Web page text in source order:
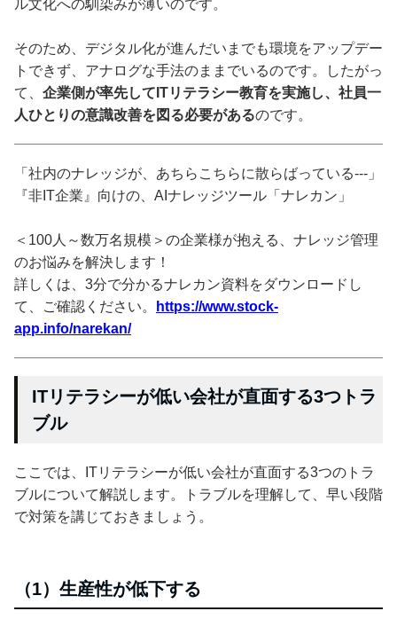
ル文化への馴染みが薄いのです。
そのため、デジタル化が進んだいまでも環境をアップデー
トできず、アナログな手法のままでいるのです。したがっ
て、 企業側が率先してITリテラシー教育を実施し、社員一
人ひとりの意識改善を図る必要があるのです。
「社内のナレッジが、あちらこちらに散らばっている---」
『非IT企業』向けの、AIナレッジツール「ナレカン」
＜100人～数万名規模＞の企業様が抱える、ナレッジ管理
のお悩みを解決します！
詳しくは、3分で分かるナレカン資料をダウンロードし
て、ご確認ください。
https://www.stock-
app.info/narekan/
ITリテラシーが低い会社が直面する3つトラ
ブル
ここでは、ITリテラシーが低い会社が直面する3つのトラ
ブルについて解説します。トラブルを理解して、早い段階
で対策を講じておきましょう。
（1）生産性が低下する